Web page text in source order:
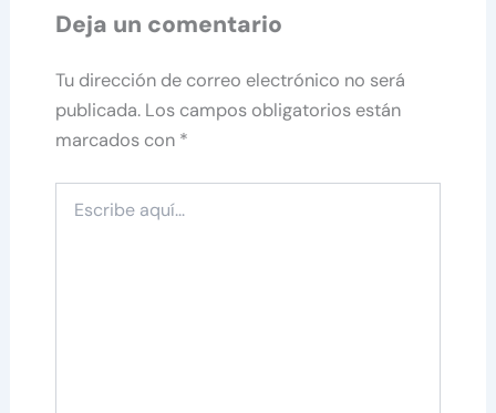
Deja un comentario
Tu dirección de correo electrónico no será
publicada. Los campos obligatorios están
marcados con *
aquí...